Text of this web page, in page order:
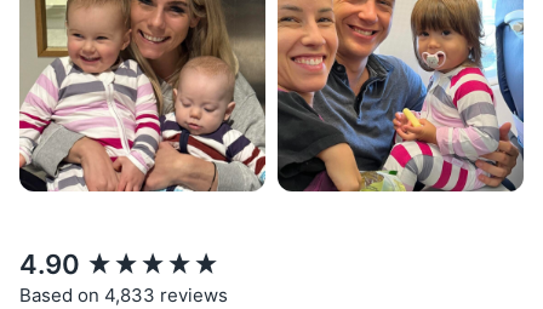
4.90
Based on 4,833 reviews
New content loaded